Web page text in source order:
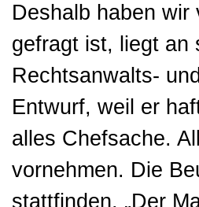
Deshalb haben wir
gefragt ist, liegt an
Rechtsanwalts-
Entwurf, weil er
alles Chefsache.
vornehmen. Die
stattfinden. „Der